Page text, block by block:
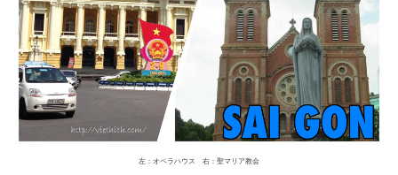
左：オペラハウス 右：聖マリア教会